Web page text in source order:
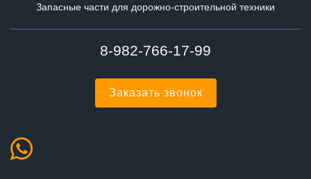
Запасные части для дорожно-строительной техники
8-982-766-17-99
Заказать звонок